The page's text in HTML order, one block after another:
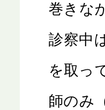
巻きな
診察中
を取っ
師のみ